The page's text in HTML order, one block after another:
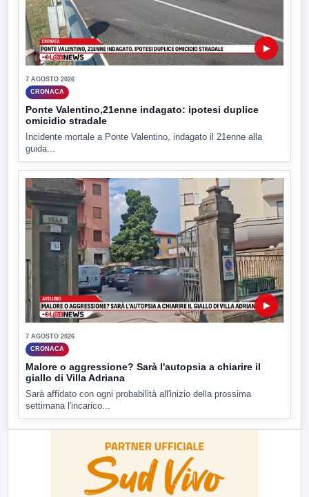
▶
7 AGOSTO 2026
CRONACA
Ponte Valentino,21enne indagato: ipotesi duplice
omicidio stradale
Incidente mortale a Ponte Valentino, indagato il 21enne alla
guida...
▶
7 AGOSTO 2026
CRONACA
Malore o aggressione? Sarà l'autopsia a chiarire il
giallo di Villa Adriana
Sarà affidato con ogni probabilità all'inizio della prossima
settimana l'incarico...